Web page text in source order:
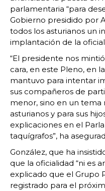
parlamentaria “para
Gobierno presidido por
todos los asturianos un
implantación de la
“El presidente nos
cara, en este Pleno, en
mantuvo para intentar
sus compañeros de
menor, sino en un tema
asturianos y para sus
explicaciones en el
taquígrafos”, ha
González, que ha
que la oficialidad “ni es
explicado que el Grupo
registrado para el